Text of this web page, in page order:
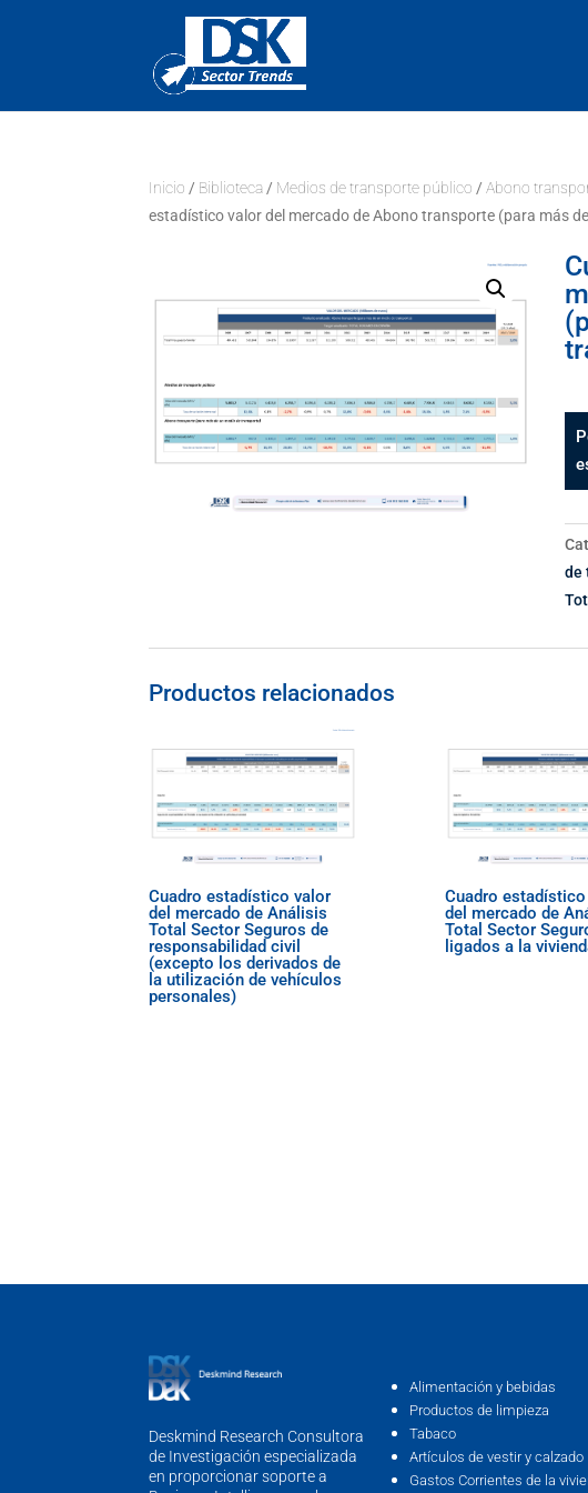
Inicio / Biblioteca / Medios de transporte público /Abono
estadístico valor del mercado de Abono transporte (para más
de
Productos relacionados
Cuadro estadístico valor
del mercado de Análisis
Total Sector Seguros de
responsabilidad civil
(excepto los derivados de
la utilización de vehículos
personales)
Cuadro
del mercado de
Total Sector
ligados a la
Deskmind Research Consultora
de Investigación especializada
en proporcionar soporte a
Alimentación y bebidas
Productos de limpieza
Tabaco
Artículos de vestir y calzado
Gastos Corrientes de la